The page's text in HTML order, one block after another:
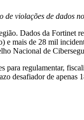
violações de dados
Dados da Fortinet
mais de 28 mil
Nacional de
regulamentar,
desafiador de apenas